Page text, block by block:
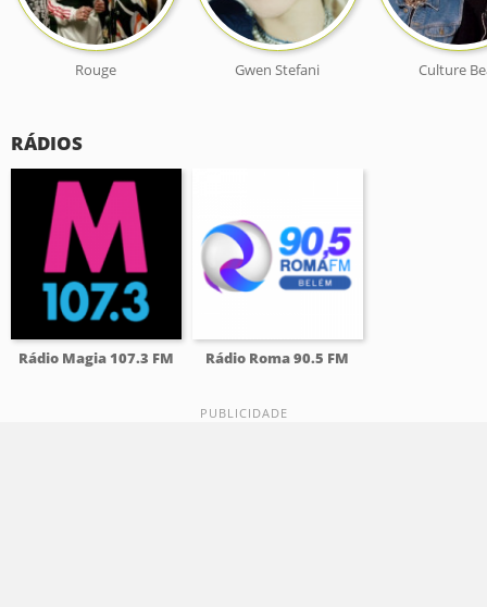
Rouge Gwen Stefani Culture
RÁDIOS
Rádio Magia 107.3 FM Rádio Roma 90.5 FM